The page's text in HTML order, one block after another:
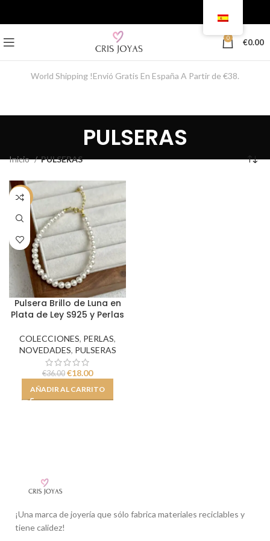
0 €0.00
World Shipping !Envió Gratis En España A Partir de €38.
PULSERAS
Inicio PULSERAS
-50%
Pulsera Brillo de Luna en
Plata de Ley S925 y Perlas
COLECCIONES, PERLAS,
NOVEDADES, PULSERAS
€36.00 €18.00
AÑADIR AL CARRITO
¡Una marca de joyería que sólo fabrica materiales reciclables y
tiene calidez!